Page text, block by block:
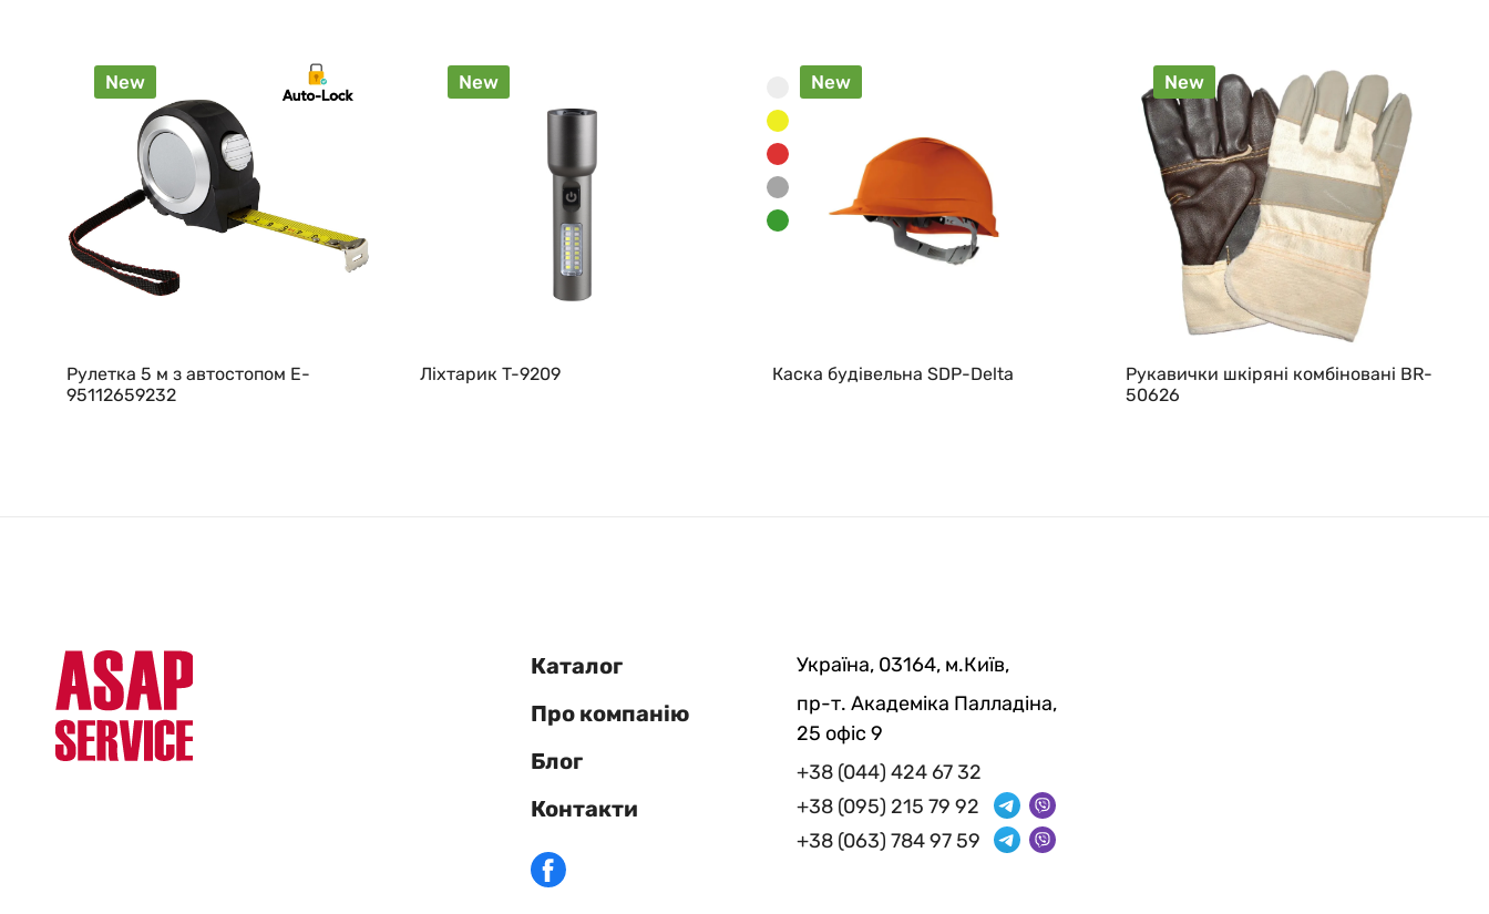
New
Рулетка 5 м з автостопом E-
95112659232
New
Ліхтарик T-9209
New
Каска будівельна SDP-Delta
New
Рукавички шкіряні комбіновані BR-
50626
Каталог
Про компанію
Блог
Контакти
Україна, 03164, м.Київ,
пр-т. Академіка Палладіна,
25 офіс 9
+38 (044) 424 67 32
+38 (095) 215 79 92
+38 (063) 784 97 59